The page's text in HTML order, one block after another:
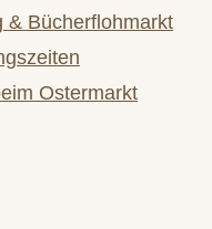
& Bücherflohmarkt
Ostermarkt